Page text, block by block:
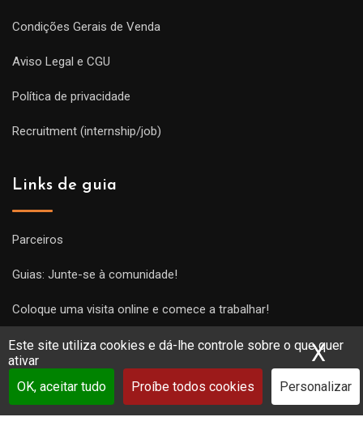
Este site utiliza cookies e dá-lhe controle sobre o que quer
ativar
OK, aceitar tudo
Proíbe todos cookies Personalizar
X
Condições Gerais de Venda
Aviso Legal e CGU
Política de privacidade
Recruitment (internship/job)
Links de guia
Parceiros
Guias: Junte-se à comunidade!
Coloque uma visita online e comece a trabalhar!